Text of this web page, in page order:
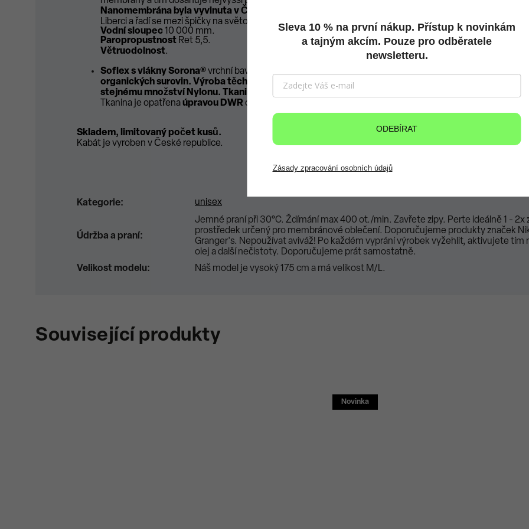
Nanomembrána byla vyvinuta v České republice, kde je i vyráběna.
Testování kvality probíhá ve
Liberci a řadí se mezi špičky na světovém měřítku.
Vodní sloupec10 000 mm.
Paropropustnost Ret 5,5.
Větruodolnost.
Soflex s vlákny Sorona®vrchní bavlněná tkanina s elastickými vlákny od firmy DuPont, která jsou
organických surovin. Výroba těchto vláken vyžaduje o 30% méně energie a snižuje emise
stejnému množství Nylonu. Tkanina obsahuje 40 hmotnostních % materiálu obnovitelného
Tkanina je opatřenaúpravou DWR odvádějící vodu z povrchu materiálu. Tato úprava je nanášena ve
Skladem, limitovaný počet kusů.
Kabát je vyroben v České republice.
Kategorie: unisex
Údržba a praní:
Jemné praní při 30°C. Ždímání max 400 ot./min. Zavřete zipy. Perte ideálně 1 - 2x
prostředek určený pro membránové oblečení. Doporučujeme produkty značek
Granger's. Nepoužívat aviváž! Po každém vyprání výrobek vyžehlit, aktivujete tím
olej a další nečistoty. Doporučujeme prát samostatně.
Velikost modelu: Náš model je vysoký 175 cm a má velikost M/L.
Související produkty
Novinka
Sleva 10 % na první nákup. Přístup k novinkám
a tajným akcím. Pouze pro odběratele
newsletteru.
ODEBÍRAT
Zásady zpracování osobních údajů